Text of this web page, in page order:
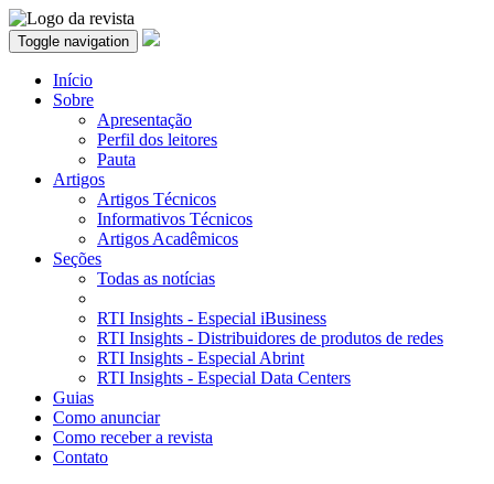
Toggle navigation
Início
Sobre
Apresentação
Perfil dos leitores
Pauta
Artigos
Artigos Técnicos
Informativos Técnicos
Artigos Acadêmicos
Seções
Todas as notícias
RTI Insights - Especial iBusiness
RTI Insights - Distribuidores de produtos de redes
RTI Insights - Especial Abrint
RTI Insights - Especial Data Centers
Guias
Como anunciar
Como receber a revista
Contato